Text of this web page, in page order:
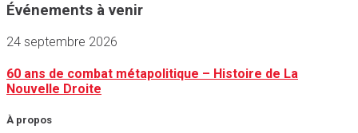
Événements à venir
24 septembre 2026
60 ans de combat métapolitique – Histoire de La
Nouvelle Droite
À propos